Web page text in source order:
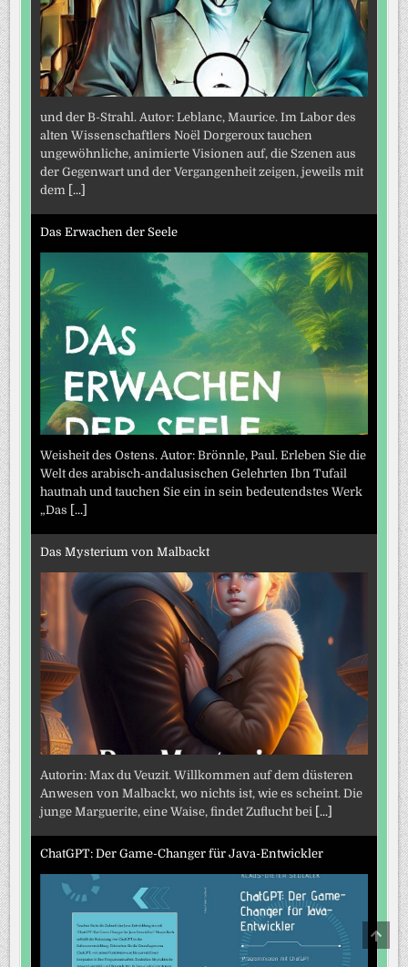
und der B-Strahl. Autor: Leblanc, Maurice. Im Labor des
alten Wissenschaftlers Noël Dorgeroux tauchen
ungewöhnliche, animierte Visionen auf, die Szenen aus
der Gegenwart und der Vergangenheit zeigen, jeweils mit
dem
[...]
Das Erwachen der Seele
Weisheit des Ostens. Autor: Brönnle, Paul. Erleben Sie die
Welt des arabisch-andalusischen Gelehrten Ibn Tufail
hautnah und tauchen Sie ein in sein bedeutendstes Werk
„Das
[...]
Das Mysterium von Malbackt
Autorin: Max du Veuzit. Willkommen auf dem düsteren
Anwesen von Malbackt, wo nichts ist, wie es scheint. Die
junge Marguerite, eine Waise, findet Zuflucht bei
[...]
ChatGPT: Der Game-Changer für Java-Entwickler
TO
TOP